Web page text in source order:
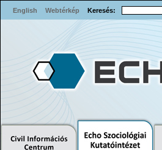
English Webtérkép Keresés: